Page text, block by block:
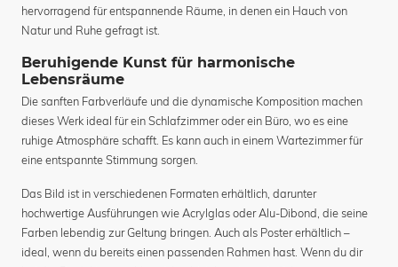
hervorragend für entspannende Räume, in denen ein Hauch von
Natur und Ruhe gefragt ist.
Beruhigende Kunst für harmonische
Lebensräume
Die sanften Farbverläufe und die dynamische Komposition machen
dieses Werk ideal für ein Schlafzimmer oder ein Büro, wo es eine
ruhige Atmosphäre schafft. Es kann auch in einem Wartezimmer für
eine entspannte Stimmung sorgen.
Das Bild ist in verschiedenen Formaten erhältlich, darunter
hochwertige Ausführungen wie Acrylglas oder Alu-Dibond, die seine
Farben lebendig zur Geltung bringen. Auch als Poster erhältlich –
ideal, wenn du bereits einen passenden Rahmen hast. Wenn du dir